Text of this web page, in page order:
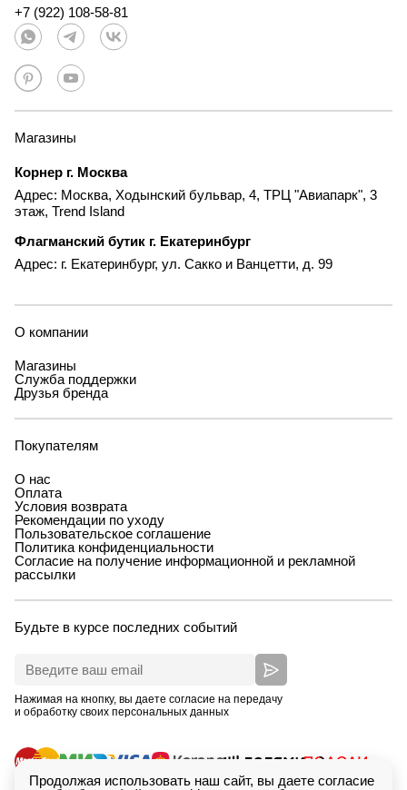
+7 (922) 108-58-81
Магазины
Корнер г. Москва
Адрес: Москва, Ходынский бульвар, 4, ТРЦ "Авиапарк", 3
этаж, Trend Island
Флагманский бутик г. Екатеринбург
Адрес: г. Екатеринбург, ул. Сакко и Ванцетти, д. 99
О компании
Магазины
Служба поддержки
Друзья бренда
Покупателям
О нас
Оплата
Условия возврата
Рекомендации по уходу
Пользовательское соглашение
Политика конфиденциальности
Согласие на получение информационной и рекламной
рассылки
Будьте в курсе последних событий
Нажимая на кнопку, вы даете согласие на передачу
и обработку своих персональных данных
Продолжая использовать наш сайт, вы даете согласие